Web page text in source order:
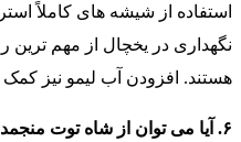
استفاده از شیشه های کاملاً
نگهداری در یخچال از مهم ترین
هستند. افزودن آب لیمو نیز
۶. آیا می توان از شاه توت منجمد استفاده کرد؟